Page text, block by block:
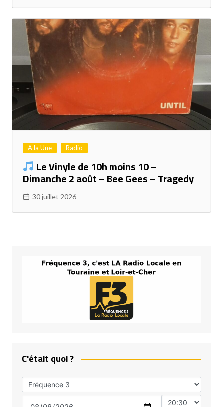
A la Une Radio
Le Vinyle de 10h moins 10 –
Dimanche 2 août – Bee Gees – Tragedy
30 juillet 2026
C'était quoi ?